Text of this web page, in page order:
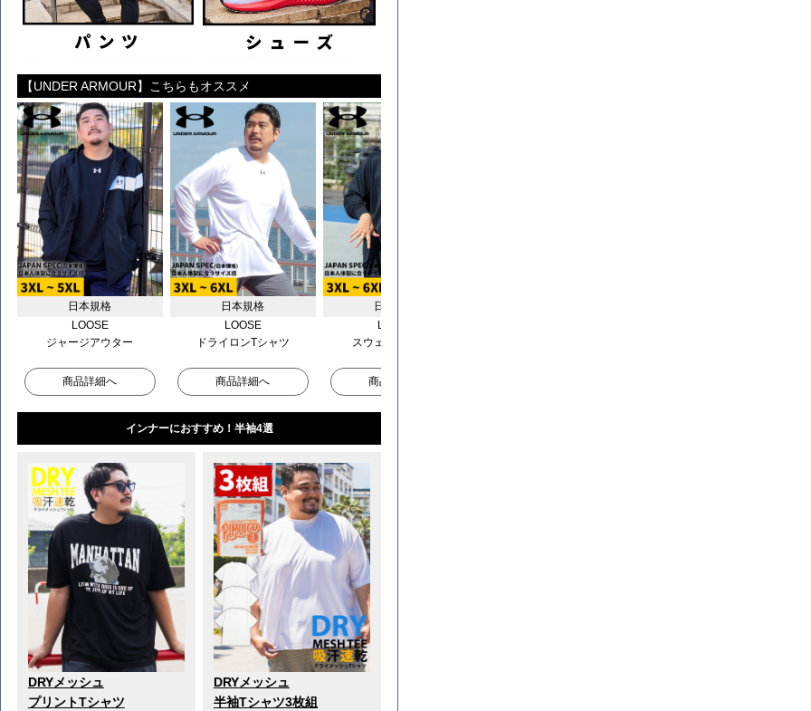
【UNDER ARMOUR】こちらもオススメ
日本規格
LOOSE
ジャージアウター
商品詳細へ
日本規格
LOOSE
ドライロンTシャツ
商品詳細へ
日本規格
LOOSE
スウェットシャツ
商品詳細へ
インナーにおすすめ！半袖4選
DRYメッシュ
プリントTシャツ
DRYメッシュ
半袖Tシャツ3枚組